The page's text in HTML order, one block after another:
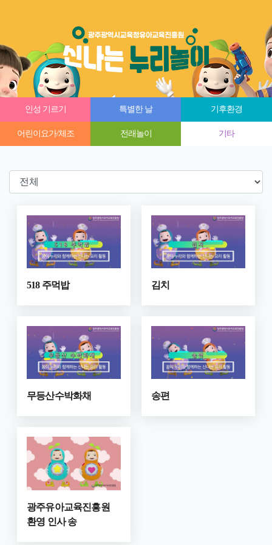
인성 기르기 특별한 날 기후환경
어린이요가/체조 전래놀이 기타
518 주먹밥 김치
무등산수박화채 송편
광주유아교육진흥원
환영 인사 송